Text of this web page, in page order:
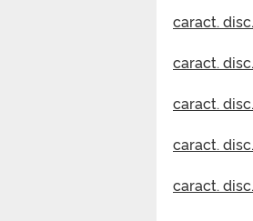
caract.
caract.
caract.
caract.
caract.